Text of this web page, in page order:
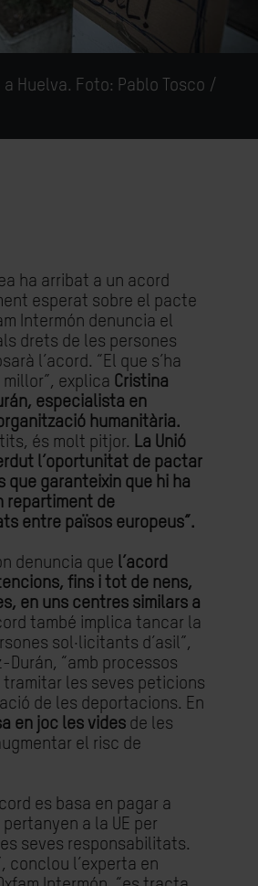
Huelva. Foto: Pablo Tosco /
ha arribat a un acord
esperat sobre el pacte
Intermón denuncia el
drets de les persones
l’acord. “El que s’ha
explica Cristina
especialista en
humanitària.
és molt pitjor. La Unió
l’oportunitat de pactar
que garanteixin que hi ha
repartiment de
entre països europeus”.
denuncia que l’acord
fins i tot de nens,
en uns centres similars a
també implica tancar la
sol·licitants d’asil”,
Durán, “amb processos
les seves peticions
de les deportacions. En
en joc les vides de les
el risc de
es basa en pagar a
a la UE per
seves responsabilitats.
conclou l’experta en